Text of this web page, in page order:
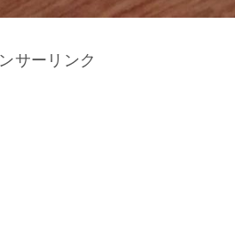
サーリンク